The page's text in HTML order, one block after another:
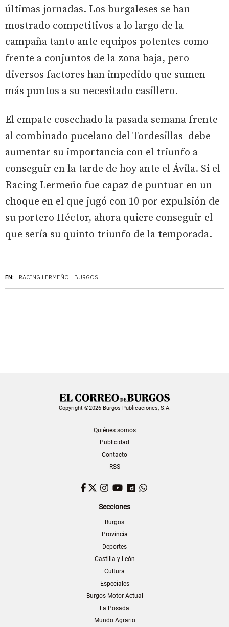
EN: RACING LERMEÑO BURGOS
últimas jornadas. Los burgaleses se han
mostrado competitivos a lo largo de la
campaña tanto ante equipos potentes como
frente a conjuntos de la zona baja, pero
diversos factores han impedido que sumen
más puntos a su necesitado casillero.
El empate cosechado la pasada semana frente
al combinado pucelano del Tordesillas debe
aumentar su importancia con el triunfo a
conseguir en la tarde de hoy ante el Ávila. Si el
Racing Lermeño fue capaz de puntuar en un
choque en el que jugó con 10 por expulsión de
su portero Héctor, ahora quiere conseguir el
que sería su quinto triunfo de la temporada.
Copyright ©2026 Burgos Publicaciones, S.A.
Quiénes somos
Publicidad
Contacto
RSS
Facebook
TwitterInstagram
YouTubeDailymotion
Secciones
Burgos
Provincia
Deportes
Castilla y León
Cultura
Especiales
Burgos Motor Actual
La Posada
Mundo Agrario